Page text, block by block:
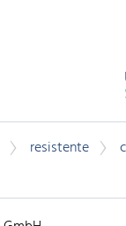
resistente